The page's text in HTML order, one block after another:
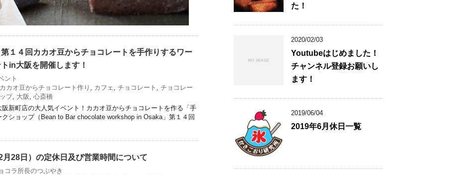
第１４回カカオ豆からチョコレートを手作りするワー
in大阪を開催します！
ント
カカオ豆からチョコレート作り カフェ チョコレート
チョコレー
プ, 大阪
心斎橋
新町店の大人気イベント！カカオ豆からチョコレートを作る「手
ショップ（Bean to Bar chocolate workshop in Osaka」第１４回
28日）の定休日及び営業時間について
コラ所長のつぶやき
た！
2020/02/03
Youtubeはじめました！
チャンネル登録お願いし
ます！
2019/06/04
2019年6月休日一覧